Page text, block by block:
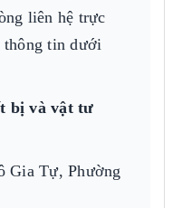
liên hệ trực
thông tin dưới
bị và vật tư
Gia Tự, Phường